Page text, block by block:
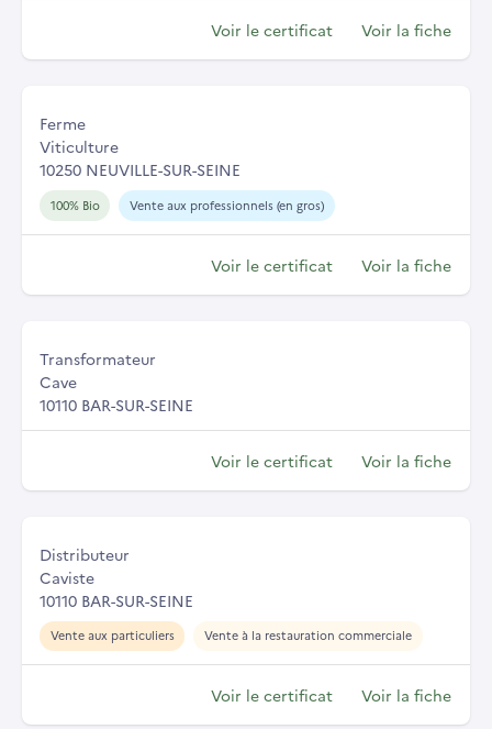
Voir le certificat Voir la fiche
Ferme
Viticulture
10250 NEUVILLE-SUR-SEINE
100% Bio Vente aux professionnels (en gros)
Voir le certificat Voir la fiche
Transformateur
Cave
10110 BAR-SUR-SEINE
Voir le certificat Voir la fiche
Distributeur
Caviste
10110 BAR-SUR-SEINE
Vente aux particuliers Vente à la restauration commerciale
Voir le certificat Voir la fiche